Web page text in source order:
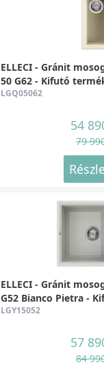
ELLECI - Gránit
50 G62 - Kifutó
LGQ05062
54
79
ELLECI - Gránit
G52 Bianco Pietra -
LGY15052
57
84